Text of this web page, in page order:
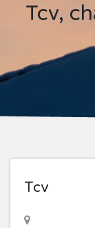
Tcv, chauffagiste à viroflay
Tcv